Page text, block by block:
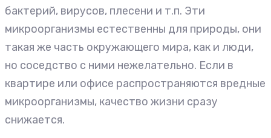
бактерий, вирусов, плесени и т.п. Эти
микроорганизмы естественны для природы, они
такая же часть окружающего мира, как и люди,
но соседство с ними нежелательно. Если в
квартире или офисе распространяются вредные
микроорганизмы, качество жизни сразу
снижается.